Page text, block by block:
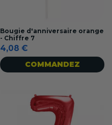
Bougie d'anniversaire orange
- Chiffre 7
4,08 €
COMMANDEZ